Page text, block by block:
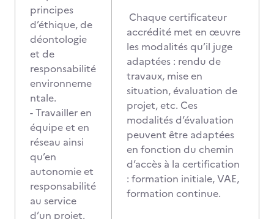
principes
d’éthique, de
déontologie
et de
responsabilité
environneme
ntale.
- Travailler en
équipe et en
réseau ainsi
qu’en
autonomie et
responsabilité
au service
d’un projet.
Chaque certificateur
accrédité met en œuvre
les modalités qu’il juge
adaptées : rendu de
travaux, mise en
situation, évaluation de
projet, etc. Ces
modalités d’évaluation
peuvent être adaptées
en fonction du chemin
d’accès à la certification
: formation initiale, VAE,
formation continue.